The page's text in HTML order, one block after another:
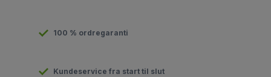
100 % ordregaranti
Kundeservice fra start til slut